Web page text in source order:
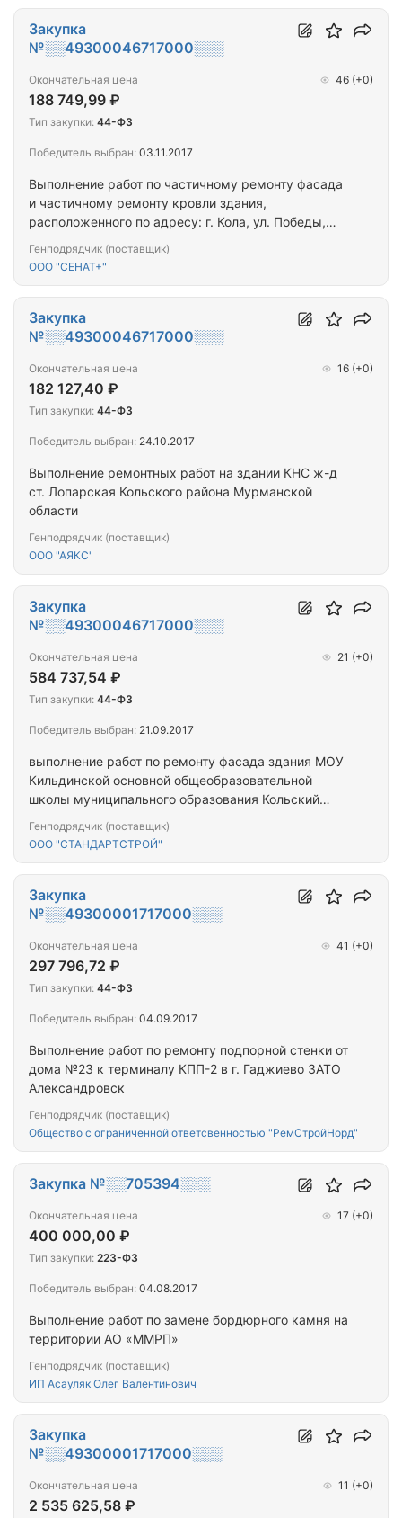
Выполнение работ по частичному ремонту фасада
и частичному ремонту кровли здания,
расположенного по адресу: г. Кола, ул. Победы,
Генподрядчик (поставщик)
ООО "СЕНАТ+"
Закупка
№░░49300046717000░░░
Окончательная цена
188 749,99 ₽
46 (+0)
Тип закупки: 44-ФЗ
Победитель выбран: 03.11.2017
Выполнение ремонтных работ на здании КНС ж-д
ст. Лопарская Кольского района Мурманской
области
Генподрядчик (поставщик)
ООО "АЯКС"
Закупка
№░░49300046717000░░░
Окончательная цена
182 127,40 ₽
16 (+0)
Тип закупки: 44-ФЗ
Победитель выбран: 24.10.2017
выполнение работ по ремонту фасада здания МОУ
Кильдинской основной общеобразовательной
школы муниципального образования Кольский
Генподрядчик (поставщик)
ООО "СТАНДАРТСТРОЙ"
Закупка
№░░49300046717000░░░
Окончательная цена
584 737,54 ₽
21 (+0)
Тип закупки: 44-ФЗ
Победитель выбран: 21.09.2017
Выполнение работ по ремонту подпорной стенки от
дома №23 к терминалу КПП-2 в г. Гаджиево ЗАТО
Александровск
Генподрядчик (поставщик)
Общество с ограниченной ответсвенностью "РемСтройНорд"
Закупка
№░░49300001717000░░░
Окончательная цена
297 796,72 ₽
41 (+0)
Тип закупки: 44-ФЗ
Победитель выбран: 04.09.2017
Выполнение работ по замене бордюрного камня на
территории АО «ММРП»
Генподрядчик (поставщик)
ИП Асауляк Олег Валентинович
Закупка №░░705394░░░
Окончательная цена
400 000,00 ₽
17 (+0)
Тип закупки: 223-ФЗ
Победитель выбран: 04.08.2017
Закупка
№░░49300001717000░░░
Окончательная цена
2 535 625,58 ₽
11 (+0)